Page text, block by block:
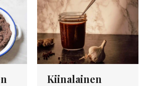
Kiinalainen